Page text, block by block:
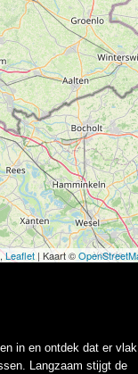
in en ontdek dat er vlak
Langzaam stijgt de